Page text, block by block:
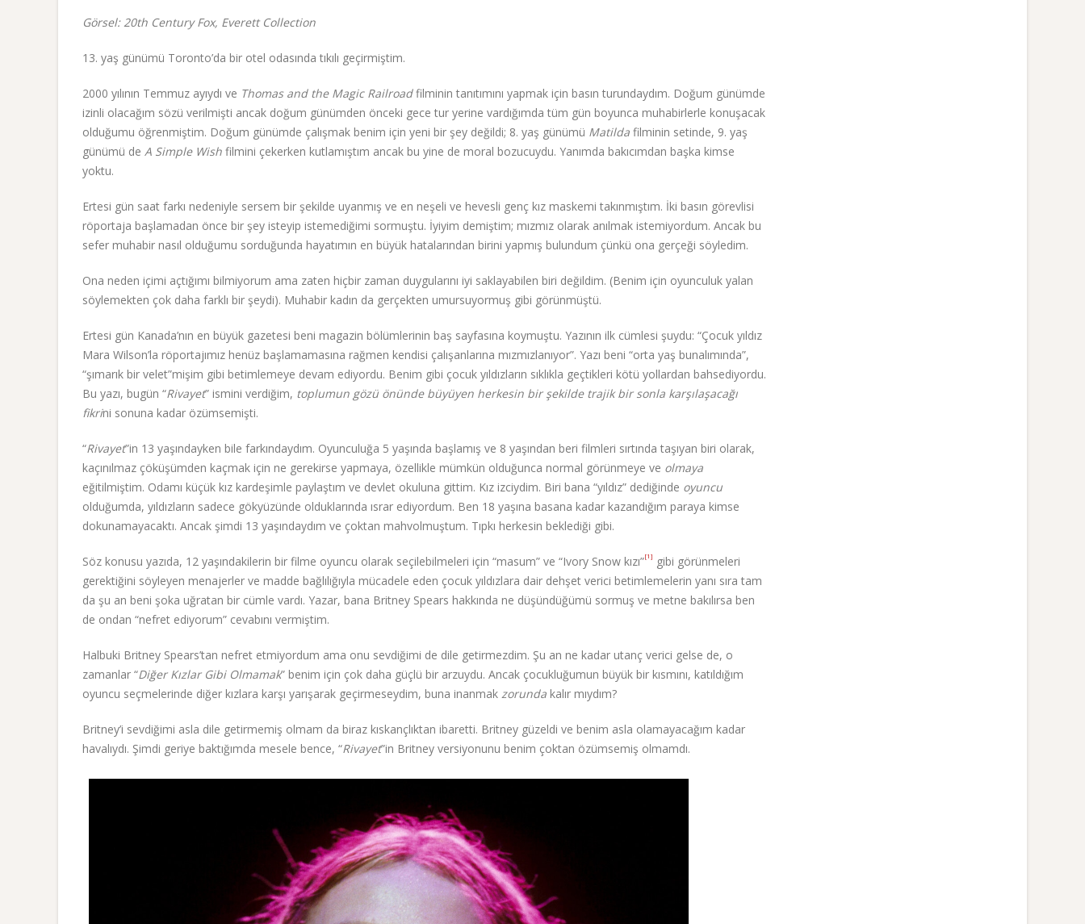
Görsel: 20th Century Fox, Everett Collection
13. yaş günümü Toronto’da bir otel odasında tıkılı geçirmiştim.
2000 yılının Temmuz ayıydı ve Thomas and the Magic Railroadfilminin tanıtımını yapmak için basın turundaydım. Doğum günümde
izinli olacağım sözü verilmişti ancak doğum günümden önceki gece tur yerine vardığımda tüm gün boyunca muhabirlerle konuşacak
olduğumu öğrenmiştim. Doğum günümde çalışmak benim için yeni bir şey değildi; 8. yaş günümü Matilda filminin setinde, 9. yaş
günümü de A Simple Wish filmini çekerken kutlamıştım ancak bu yine de moral bozucuydu. Yanımda bakıcımdan başka kimse
yoktu.
Ertesi gün saat farkı nedeniyle sersem bir şekilde uyanmış ve en neşeli ve hevesli genç kız maskemi takınmıştım. İki basın görevlisi
röportaja başlamadan önce bir şey isteyip istemediğimi sormuştu. İyiyim demiştim; mızmız olarak anılmak istemiyordum. Ancak bu
sefer muhabir nasıl olduğumu sorduğunda hayatımın en büyük hatalarından birini yapmış bulundum çünkü ona gerçeği söyledim.
Ona neden içimi açtığımı bilmiyorum ama zaten hiçbir zaman duygularını iyi saklayabilen biri değildim. (Benim için oyunculuk yalan
söylemekten çok daha farklı bir şeydi). Muhabir kadın da gerçekten umursuyormuş gibi görünmüştü.
Ertesi gün Kanada’nın en büyük gazetesi beni magazin bölümlerinin baş sayfasına koymuştu. Yazının ilk cümlesi şuydu: “Çocuk yıldız
Mara Wilson’la röportajımız henüz başlamamasına rağmen kendisi çalışanlarına mızmızlanıyor”. Yazı beni “orta yaş bunalımında”,
“şımarık bir velet”mişim gibi betimlemeye devam ediyordu. Benim gibi çocuk yıldızların sıklıkla geçtikleri kötü yollardan bahsediyordu.
Bu yazı, bugün “Rivayet” ismini verdiğim, toplumun gözü önünde büyüyen herkesin bir şekilde trajik bir sonla karşılaşacağı
fikrini sonuna kadar özümsemişti.
“Rivayet”in 13 yaşındayken bile farkındaydım. Oyunculuğa 5 yaşında başlamış ve 8 yaşından beri filmleri sırtında taşıyan biri olarak,
kaçınılmaz çöküşümden kaçmak için ne gerekirse yapmaya, özellikle mümkün olduğunca normal görünmeye ve olmaya
eğitilmiştim. Odamı küçük kız kardeşimle paylaştım ve devlet okuluna gittim. Kız izciydim. Biri bana “yıldız” dediğinde oyuncu
olduğumda, yıldızların sadece gökyüzünde olduklarında ısrar ediyordum. Ben 18 yaşına basana kadar kazandığım paraya kimse
dokunamayacaktı. Ancak şimdi 13 yaşındaydım ve çoktan mahvolmuştum. Tıpkı herkesin beklediği gibi.
Söz konusu yazıda, 12 yaşındakilerin bir filme oyuncu olarak seçilebilmeleri için “masum” ve “Ivory Snow kızı”[1]
gibi görünmeleri
gerektiğini söyleyen menajerler ve madde bağlılığıyla mücadele eden çocuk yıldızlara dair dehşet verici betimlemelerin yanı sıra tam
da şu an beni şoka uğratan bir cümle vardı. Yazar, bana Britney Spears hakkında ne düşündüğümü sormuş ve metne bakılırsa ben
de ondan “nefret ediyorum” cevabını vermiştim.
Halbuki Britney Spears’tan nefret etmiyordum ama onu sevdiğimi de dile getirmezdim. Şu an ne kadar utanç verici gelse de, o
zamanlar “Diğer Kızlar Gibi Olmamak” benim için çok daha güçlü bir arzuydu. Ancak çocukluğumun büyük bir kısmını, katıldığım
oyuncu seçmelerinde diğer kızlara karşı yarışarak geçirmeseydim, buna inanmak zorunda kalır mıydım?
Britney’i sevdiğimi asla dile getirmemiş olmam da biraz kıskançlıktan ibaretti. Britney güzeldi ve benim asla olamayacağım kadar
havalıydı. Şimdi geriye baktığımda mesele bence, “Rivayet”in Britney versiyonunu benim çoktan özümsemiş olmamdı.